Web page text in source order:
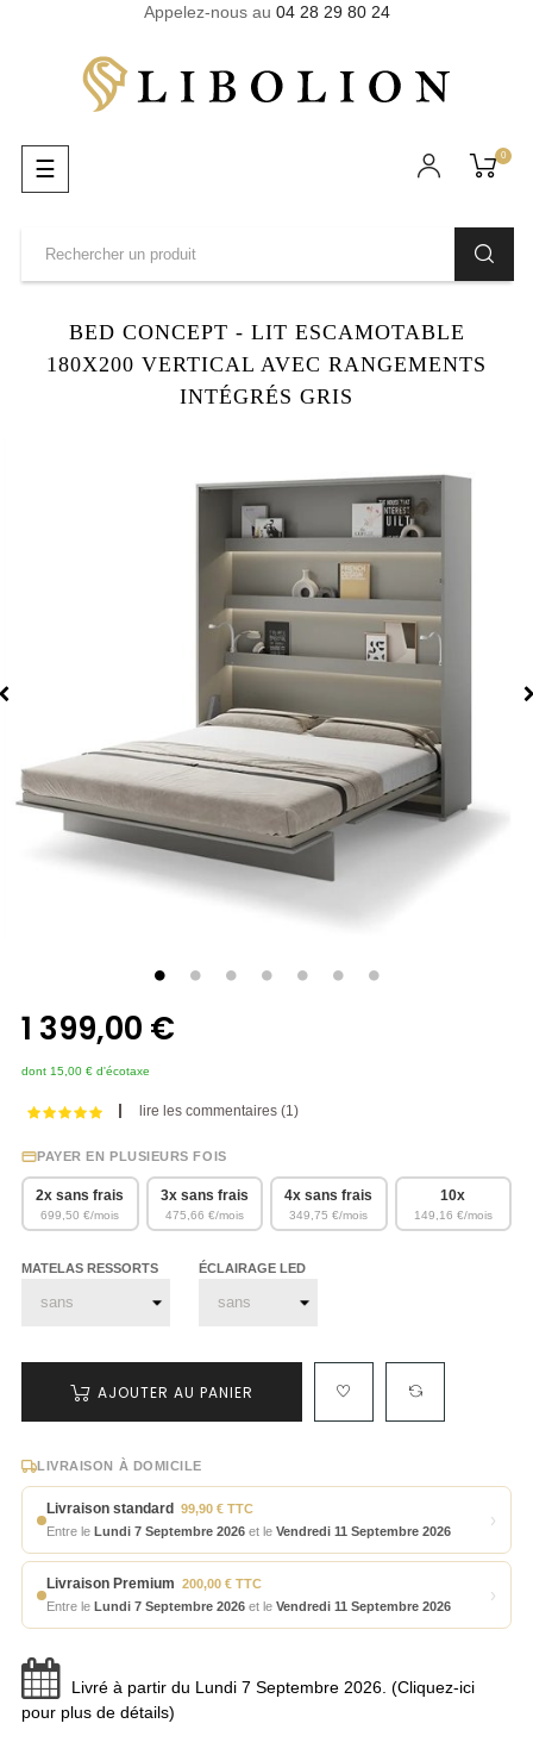
Appelez-nous au 04 28 29 80 24
0
Basculer
la
☰
BED CONCEPT - LIT ESCAMOTABLE
180X200 VERTICAL AVEC RANGEMENTS
INTÉGRÉS GRIS
1 399,00 €
dont 15,00 € d'écotaxe
lire les commentaires (1)
PAYER EN PLUSIEURS FOIS
2x sans frais
699,50 €/mois
3x sans frais
475,66 €/mois
4x sans frais
349,75 €/mois
10x
149,16 €/mois
MATELAS RESSORTS ÉCLAIRAGE LED
AJOUTER AU PANIER
LIVRAISON À DOMICILE
Livraison standard
99,90 € TTC
Entre le Lundi 7 Septembre 2026 et le Vendredi 11 Septembre 2026
›
Livraison Premium 200,00 € TTC
Entre le Lundi 7 Septembre 2026 et le Vendredi 11 Septembre 2026
›
Livré à partir du Lundi 7 Septembre 2026. (Cliquez-ici
pour plus de détails)